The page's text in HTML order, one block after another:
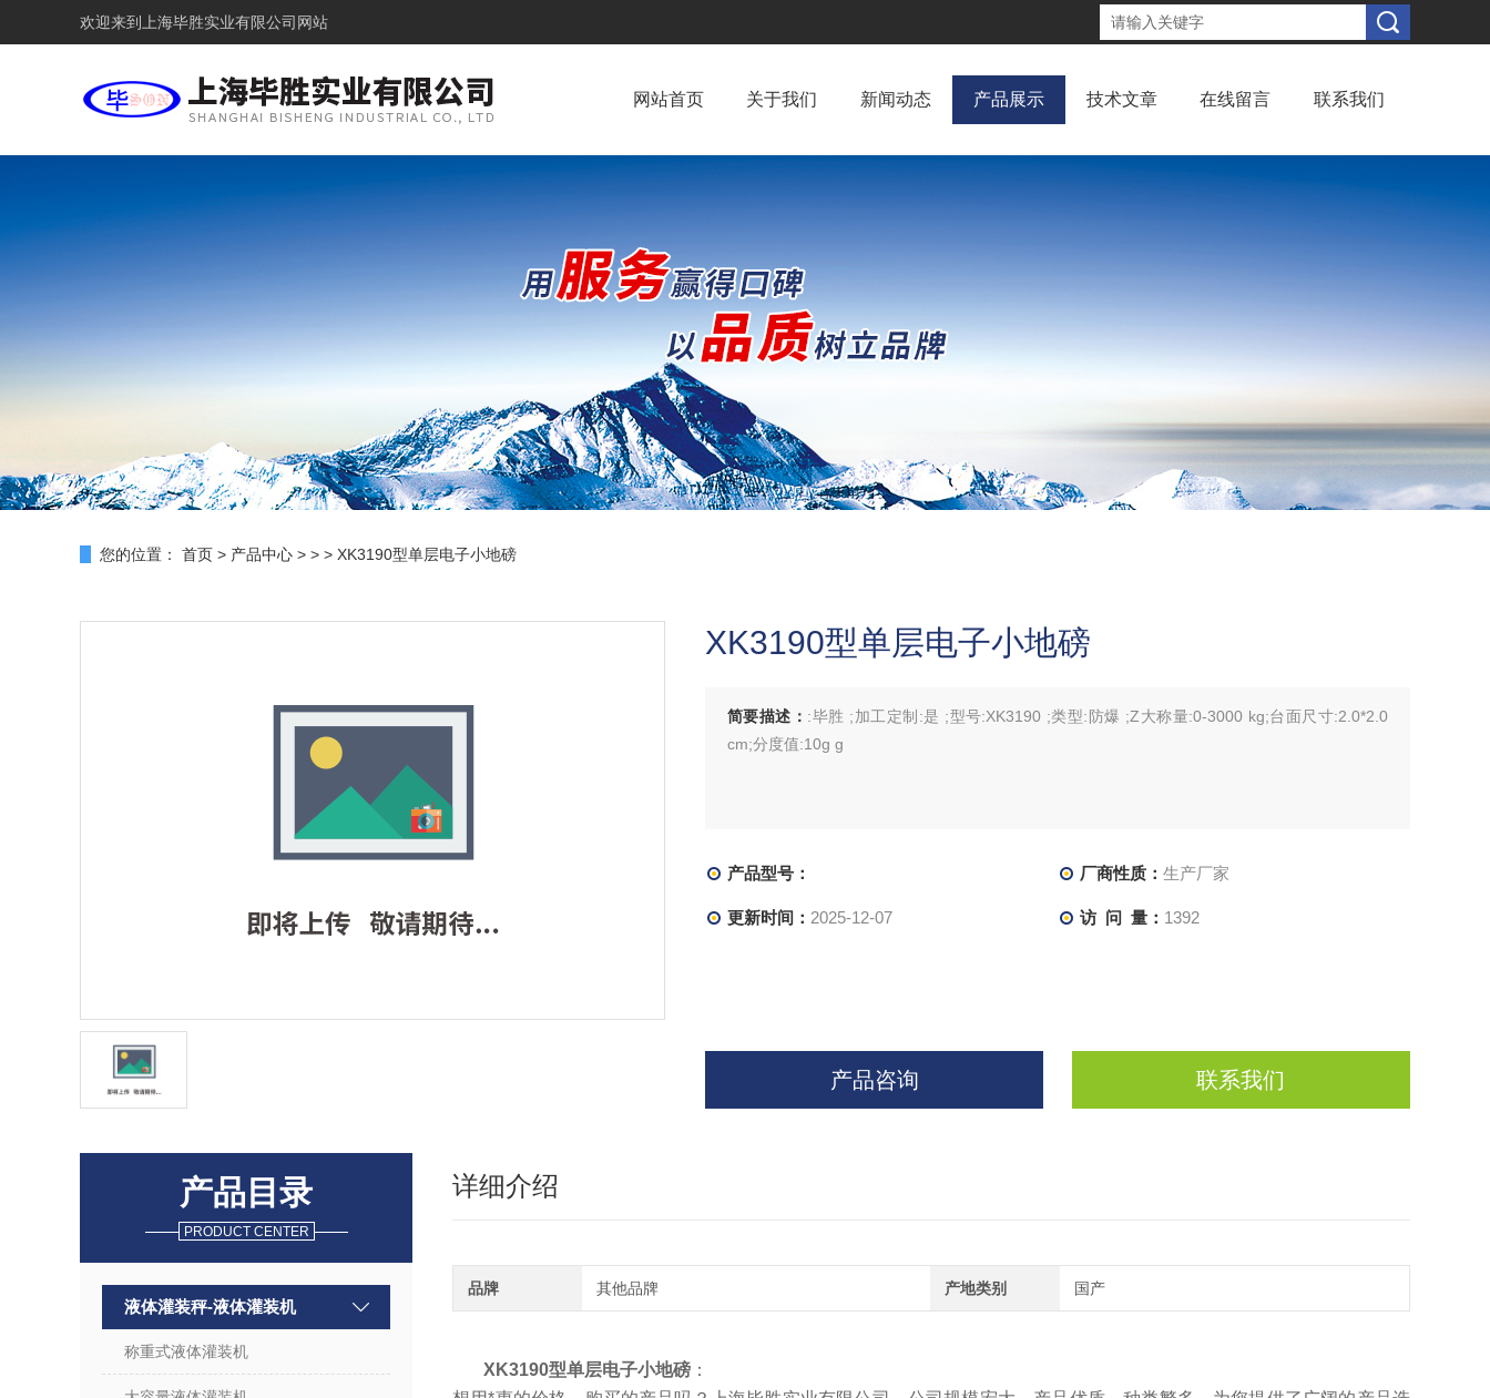
欢迎来到 上海毕胜实业有限公司网站
网站首页 关于我们 新闻动态 产品展示 技术文章 在线留言 联系我们
您的位置： 首页 > 产品中心 > > > XK3190型单层电子小地磅
XK3190型单层电子小地磅
简要描述： :毕胜 ;加工定制:是 ;型号:XK3190 ;类型:防爆 ;Z大称量:0-3000 kg;台面尺寸:2.0*2.0
cm;分度值:10g g
产品型号： 厂商性质： 生产厂家
更新时间： 2025-12-07 访 问 量： 1392
产品咨询 联系我们
产品目录
PRODUCT CENTER
液体灌装秤-液体灌装机
称重式液体灌装机
详细介绍
品牌 其他品牌 产地类别 国产
XK3190型单层电子小地磅 ：